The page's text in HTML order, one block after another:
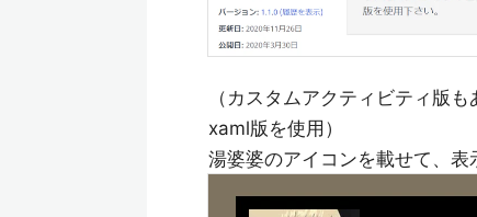
（カスタムアクティビティ版
xaml版を使用）
湯婆婆のアイコンを載せて、